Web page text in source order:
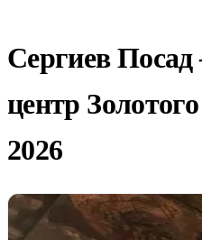
Сергиев
центр
2026